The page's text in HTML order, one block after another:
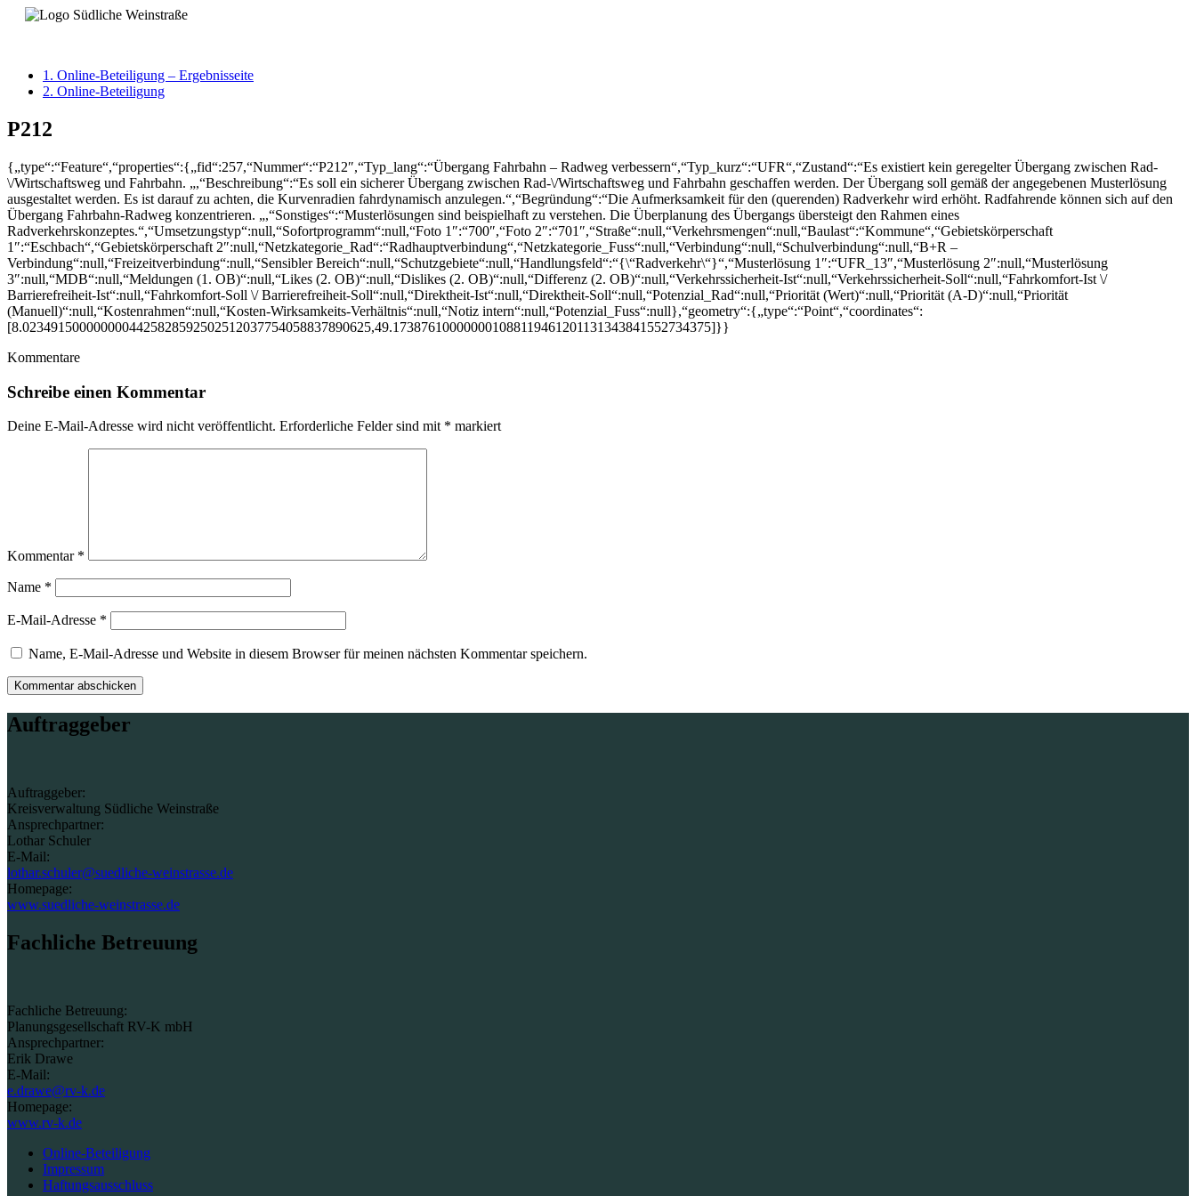
1. Online-Beteiligung – Ergebnisseite
2. Online-Beteiligung
P212
{„type“:“Feature“,“properties“:{„fid“:257,“Nummer“:“P212″,“Typ_lang“:“Übergang Fahrbahn – Radweg verbessern“,“Typ_kurz“:“UFR“,“Zustand“:“Es existiert kein geregelter Übergang zwischen Rad-
\/Wirtschaftsweg und Fahrbahn. „,“Beschreibung“:“Es soll ein sicherer Übergang zwischen Rad-\/Wirtschaftsweg und Fahrbahn geschaffen werden. Der Übergang soll gemäß der angegebenen Musterlösung
ausgestaltet werden. Es ist darauf zu achten, die Kurvenradien fahrdynamisch anzulegen.“,“Begründung“:“Die Aufmerksamkeit für den (querenden) Radverkehr wird erhöht. Radfahrende können sich auf den
Übergang Fahrbahn-Radweg konzentrieren. „,“Sonstiges“:“Musterlösungen sind beispielhaft zu verstehen. Die Überplanung des Übergangs übersteigt den Rahmen eines
Radverkehrskonzeptes.“,“Umsetzungstyp“:null,“Sofortprogramm“:null,“Foto 1″:“700″,“Foto 2″:“701″,“Straße“:null,“Verkehrsmengen“:null,“Baulast“:“Kommune“,“Gebietskörperschaft
1″:“Eschbach“,“Gebietskörperschaft 2″:null,“Netzkategorie_Rad“:“Radhauptverbindung“,“Netzkategorie_Fuss“:null,“Verbindung“:null,“Schulverbindung“:null,“B+R –
Verbindung“:null,“Freizeitverbindung“:null,“Sensibler Bereich“:null,“Schutzgebiete“:null,“Handlungsfeld“:“{\“Radverkehr\“}“,“Musterlösung 1″:“UFR_13″,“Musterlösung 2″:null,“Musterlösung
3″:null,“MDB“:null,“Meldungen (1. OB)“:null,“Likes (2. OB)“:null,“Dislikes (2. OB)“:null,“Differenz (2. OB)“:null,“Verkehrssicherheit-Ist“:null,“Verkehrssicherheit-Soll“:null,“Fahrkomfort-Ist \/
Barrierefreiheit-Ist“:null,“Fahrkomfort-Soll \/ Barrierefreiheit-Soll“:null,“Direktheit-Ist“:null,“Direktheit-Soll“:null,“Potenzial_Rad“:null,“Priorität (Wert)“:null,“Priorität (A-D)“:null,“Priorität
(Manuell)“:null,“Kostenrahmen“:null,“Kosten-Wirksamkeits-Verhältnis“:null,“Notiz intern“:null,“Potenzial_Fuss“:null},“geometry“:{„type“:“Point“,“coordinates“:
[8.0234915000000004425828592502512037754058837890625,49.173876100000001088119461201131343841552734375]}}
Kommentare
Schreibe einen Kommentar
Deine E-Mail-Adresse wird nicht veröffentlicht. Erforderliche Felder sind mit * markiert
Kommentar *
Name *
E-Mail-Adresse *
Name, E-Mail-Adresse und Website in diesem Browser für meinen nächsten Kommentar speichern.
Auftraggeber
Auftraggeber:
Kreisverwaltung Südliche Weinstraße
Ansprechpartner:
Lothar Schuler
E-Mail:
lothar.schuler@suedliche-weinstrasse.de
Homepage:
www.suedliche-weinstrasse.de
Fachliche Betreuung
Fachliche Betreuung:
Planungsgesellschaft RV-K mbH
Ansprechpartner:
Erik Drawe
E-Mail:
e.drawe@rv-k.de
Homepage:
www.rv-k.de
Online-Beteiligung
Impressum
Haftungsausschluss